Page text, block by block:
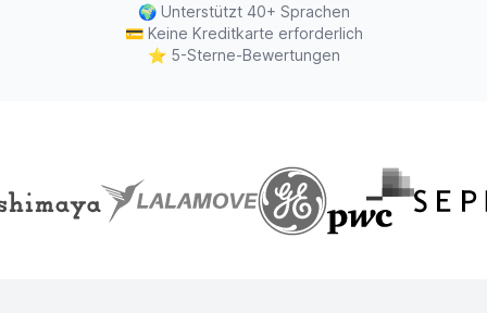
🌍 Unterstützt 40+ Sprachen
💳 Keine Kreditkarte erforderlich
⭐ 5-Sterne-Bewertungen